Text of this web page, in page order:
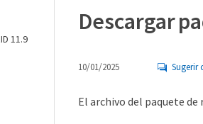
11.9
Descargar
10/01/2025 Sugerir
El archivo del paquete